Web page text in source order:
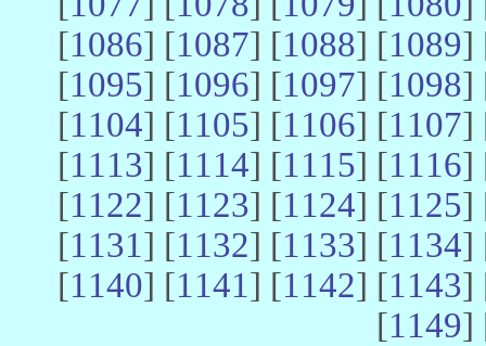
[1086] [1087] [1088] [1089]
[1095] [1096] [1097] [1098]
[1104] [1105] [1106] [1107]
[1113] [1114] [1115] [1116]
[1122] [1123] [1124] [1125]
[1131] [1132] [1133] [1134]
[1140] [1141] [1142] [1143]
[1149]